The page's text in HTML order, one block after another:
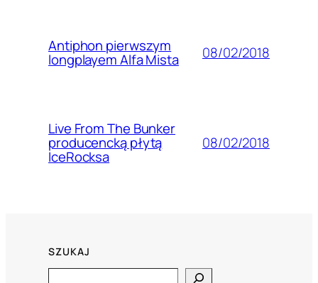
Antiphon pierwszym
longplayem Alfa Mista 08/02/2018
Live From The Bunker
producencką płytą
IceRocksa
08/02/2018
SZUKAJ